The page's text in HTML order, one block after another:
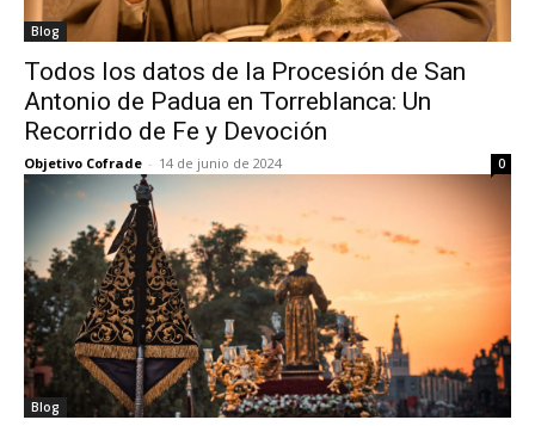
Blog
Todos los datos de la Procesión de San
Antonio de Padua en Torreblanca: Un
Recorrido de Fe y Devoción
Objetivo Cofrade - 14 de junio de 2024 0
Blog